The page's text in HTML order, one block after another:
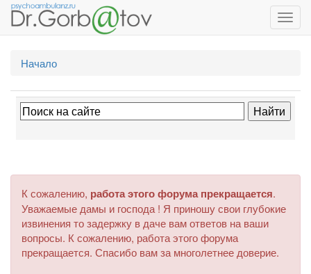
Начало
К сожалению, работа этого форума прекращается.
Уважаемые дамы и господа ! Я приношу свои глубокие
извинения то задержку в даче вам ответов на ваши
вопросы. К сожалению, работа этого форума
прекращается. Спасибо вам за многолетнее доверие.